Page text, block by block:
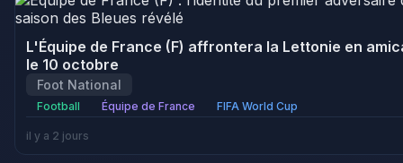
L'Équipe de France (F) affrontera la Lettonie en
le 10 octobre
Foot National
Football Équipe de France FIFA World Cup
il y a 2 jours